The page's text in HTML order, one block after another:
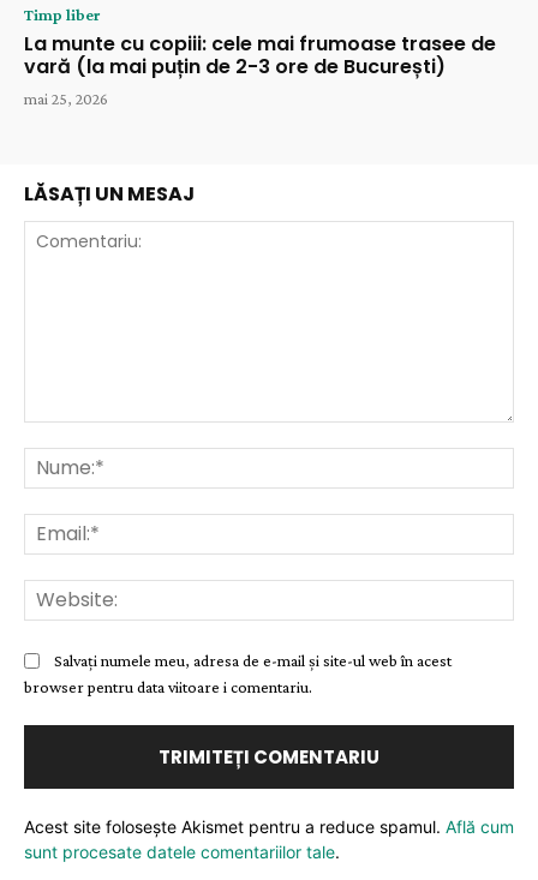
Timp liber
La munte cu copiii: cele mai frumoase trasee de
vară (la mai puțin de 2-3 ore de București)
mai 25, 2026
LĂSAȚI UN MESAJ
Salvați numele meu, adresa de e-mail și site-ul web în acest
browser pentru data viitoare i comentariu.
Acest site folosește Akismet pentru a reduce spamul. Află cum
sunt procesate datele comentariilor tale.